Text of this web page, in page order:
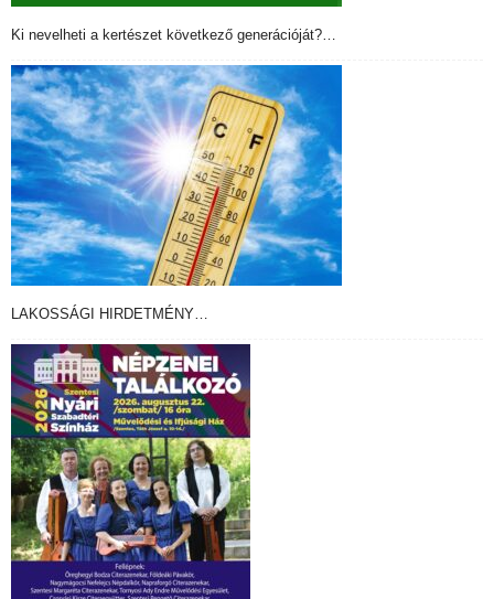
Ki nevelheti a kertészet következő generációját?…
LAKOSSÁGI HIRDETMÉNY…